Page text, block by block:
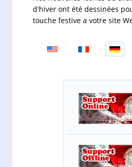
d'hiver ont été dessinées
touche festive a votre site